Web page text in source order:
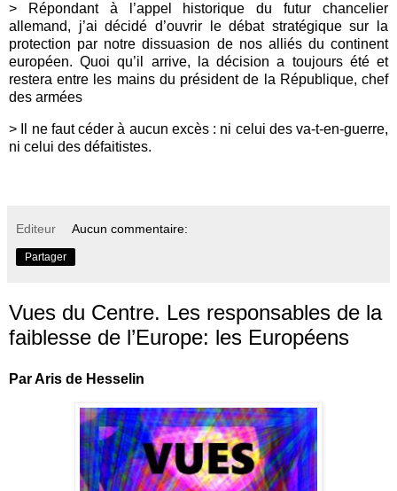
> Répondant à l’appel historique du futur chancelier
allemand, j’ai décidé d’ouvrir le débat stratégique sur la
protection par notre dissuasion de nos alliés du continent
européen. Quoi qu’il arrive, la décision a toujours été et
restera entre les mains du président de la République, chef
des armées
> Il ne faut céder à aucun excès : ni celui des va-t-en-guerre,
ni celui des défaitistes.
Editeur Aucun commentaire:
Partager
Vues du Centre. Les responsables de la
faiblesse de l’Europe: les Européens
Par Aris de Hesselin